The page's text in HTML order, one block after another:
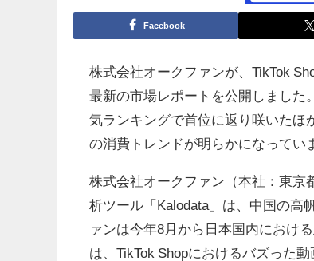
Facebook
株式会社オークファンが、TikTok
最新の市場レポートを公開しました
気ランキングで首位に返り咲いたほ
の消費トレンドが明らかになってい
株式会社オークファン（本社：東京
析ツール「Kalodata」は、中国の高
ァンは今年8月から日本国内におけ
は、TikTok Shopにおけるバズった